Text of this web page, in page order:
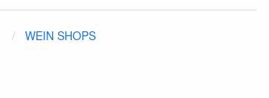
WEIN SHOPS